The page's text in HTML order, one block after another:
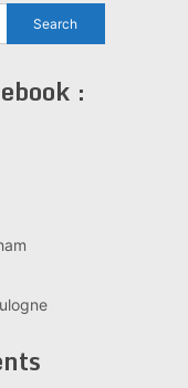
: